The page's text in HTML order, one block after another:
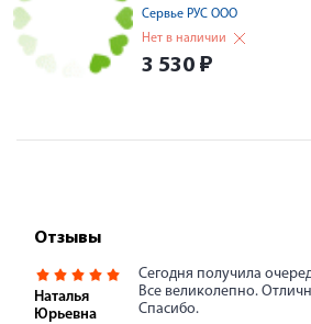
Сервье РУС ООО
Нет в наличии
3 530 ₽
Отзывы
Наталья
Юрьевна
Сегодня получила
Все великолепно.
Спасибо.